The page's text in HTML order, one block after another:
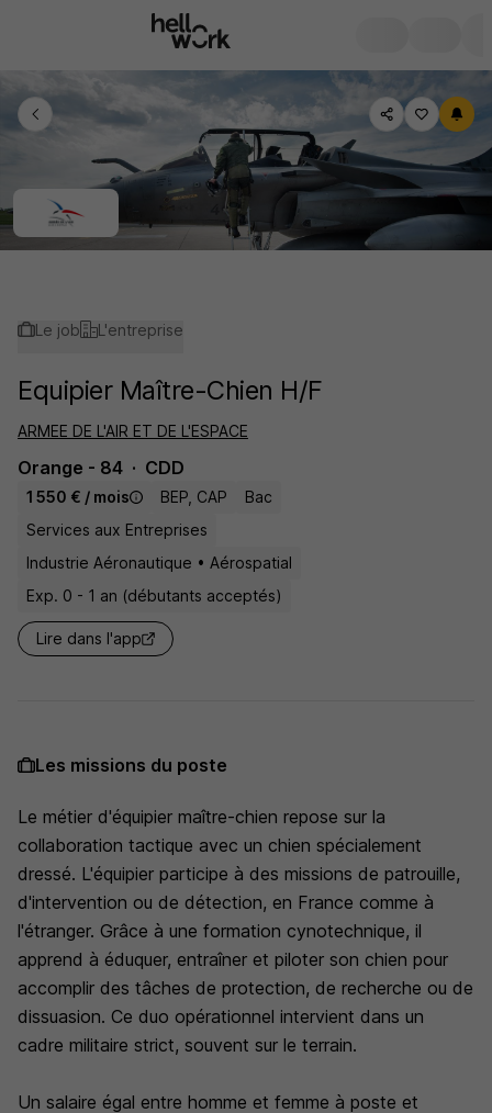
Le job L'entreprise
Equipier Maître-Chien H/F
ARMEE DE L'AIR ET DE L'ESPACE
Orange - 84 CDD
1 550 € / mois BEP, CAP
Bac
Services aux Entreprises
Industrie Aéronautique • Aérospatial
Exp. 0 - 1 an (débutants acceptés)
Lire dans l'app
Les missions du poste
Le métier d'équipier maître-chien repose sur la
collaboration tactique avec un chien spécialement
dressé. L'équipier participe à des missions de patrouille,
d'intervention ou de détection, en France comme à
l'étranger. Grâce à une formation cynotechnique, il
apprend à éduquer, entraîner et piloter son chien pour
accomplir des tâches de protection, de recherche ou de
dissuasion. Ce duo opérationnel intervient dans un
cadre militaire strict, souvent sur le terrain.
Un salaire égal entre homme et femme à poste et